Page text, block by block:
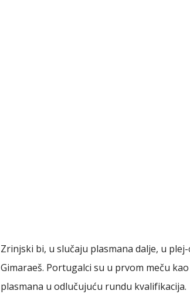
Zrinjski bi, u slučaju plasmana dalje, u
Gimaraeš. Portugalci su u prvom meču
plasmana u odlučujuću rundu kvalifikacija.